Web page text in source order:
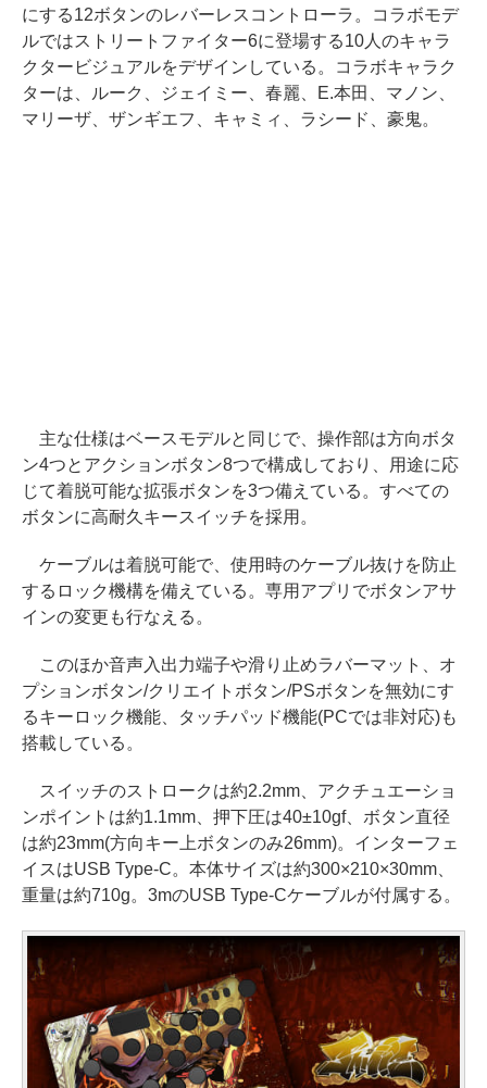
にする12ボタンのレバーレスコントローラ。コラボモデ
ルではストリートファイター6に登場する10人のキャラ
クタービジュアルをデザインしている。コラボキャラク
ターは、ルーク、ジェイミー、春麗、E.本田、マノン、
マリーザ、ザンギエフ、キャミィ、ラシード、豪鬼。
主な仕様はベースモデルと同じで、操作部は方向ボタ
ン4つとアクションボタン8つで構成しており、用途に応
じて着脱可能な拡張ボタンを3つ備えている。すべての
ボタンに高耐久キースイッチを採用。
ケーブルは着脱可能で、使用時のケーブル抜けを防止
するロック機構を備えている。専用アプリでボタンアサ
インの変更も行なえる。
このほか音声入出力端子や滑り止めラバーマット、オ
プションボタン/クリエイトボタン/PSボタンを無効にす
るキーロック機能、タッチパッド機能(PCでは非対応)も
搭載している。
スイッチのストロークは約2.2mm、アクチュエーショ
ンポイントは約1.1mm、押下圧は40±10gf、ボタン直径
は約23mm(方向キー上ボタンのみ26mm)。インターフェ
イスはUSB Type-C。本体サイズは約300×210×30mm、
重量は約710g。3mのUSB Type-Cケーブルが付属する。